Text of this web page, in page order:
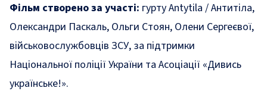
Фільм створено за участі: гурту Antytila / Антитіла,
Олександри Паскаль, Ольги Стоян, Олени Сергеєвої,
військовослужбовців ЗСУ, за підтримки
Національної поліції України та Асоціації «Дивись
українське!».